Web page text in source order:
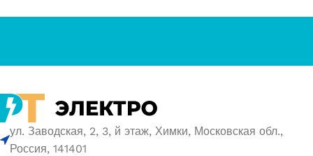
ул. Заводская, 2, 3, й этаж, Химки, Московская обл.,
Россия, 141401